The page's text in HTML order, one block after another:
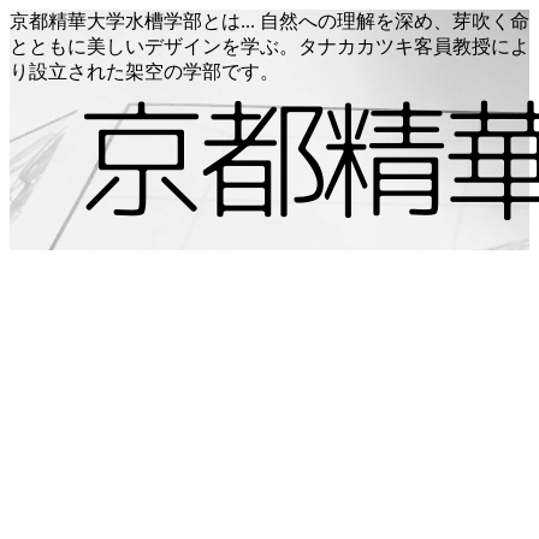
京都精華大学水槽学部とは... 自然への理解を深め、芽吹く命
とともに美しいデザインを学ぶ。タナカカツキ客員教授によ
り設立された架空の学部です。